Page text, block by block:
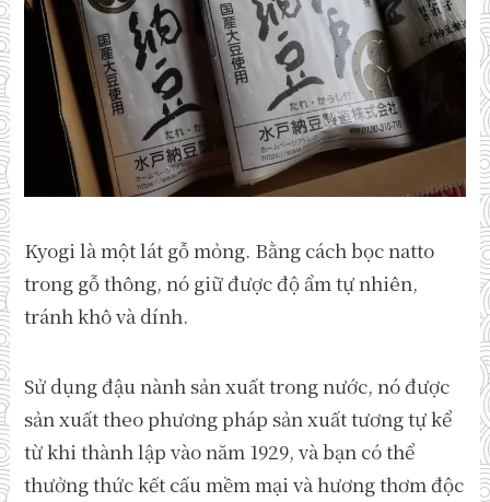
Kyogi là một lát gỗ mỏng. Bằng cách bọc natto
trong gỗ thông, nó giữ được độ ẩm tự nhiên,
tránh khô và dính.
Sử dụng đậu nành sản xuất trong nước, nó được
sản xuất theo phương pháp sản xuất tương tự kể
từ khi thành lập vào năm 1929, và bạn có thể
thưởng thức kết cấu mềm mại và hương thơm độc